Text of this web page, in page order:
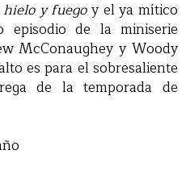
y fuegoy el ya mítico
episodio de la miniserie
McConaughey y Woody
es para el sobresaliente
de la temporada de